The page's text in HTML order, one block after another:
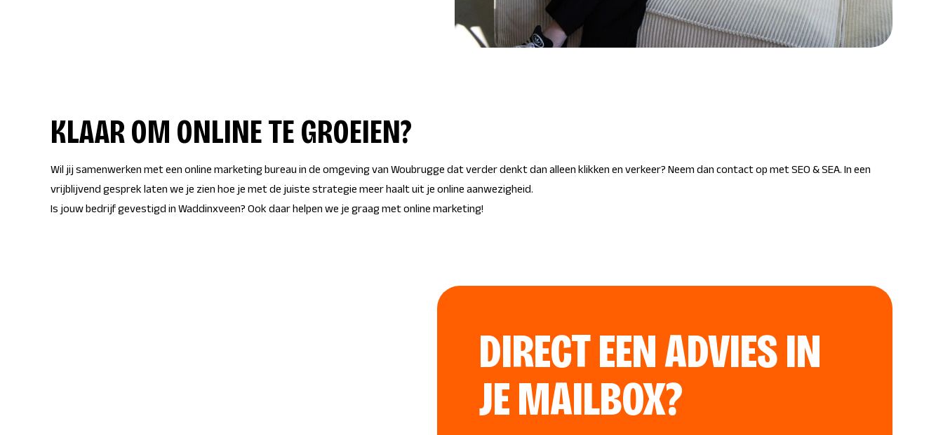
KLAAR OM ONLINE TE GROEIEN?
Wil jij samenwerken met een online marketing bureau in de omgeving van Woubrugge dat verder denkt dan alleen klikken en verkeer? Neem dan contact op met SEO & SEA. In een
vrijblijvend gesprek laten we je zien hoe je met de juiste strategie meer haalt uit je online aanwezigheid.
Is jouw bedrijf gevestigd in Waddinxveen? Ook daar helpen we je graag met online marketing!
DIRECT EEN ADVIES IN
JE MAILBOX?